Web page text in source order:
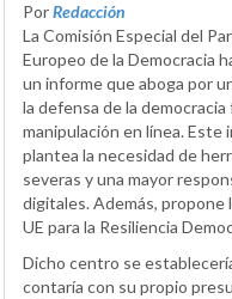
PorRedacción
La Comisión Especial del
Europeo de la Democracia
un informe que aboga por
la defensa de la
manipulación en línea. Este
plantea la necesidad de
severas y una mayor
digitales. Además, propone
UE para la Resiliencia
Dicho centro se
contaría con su propio